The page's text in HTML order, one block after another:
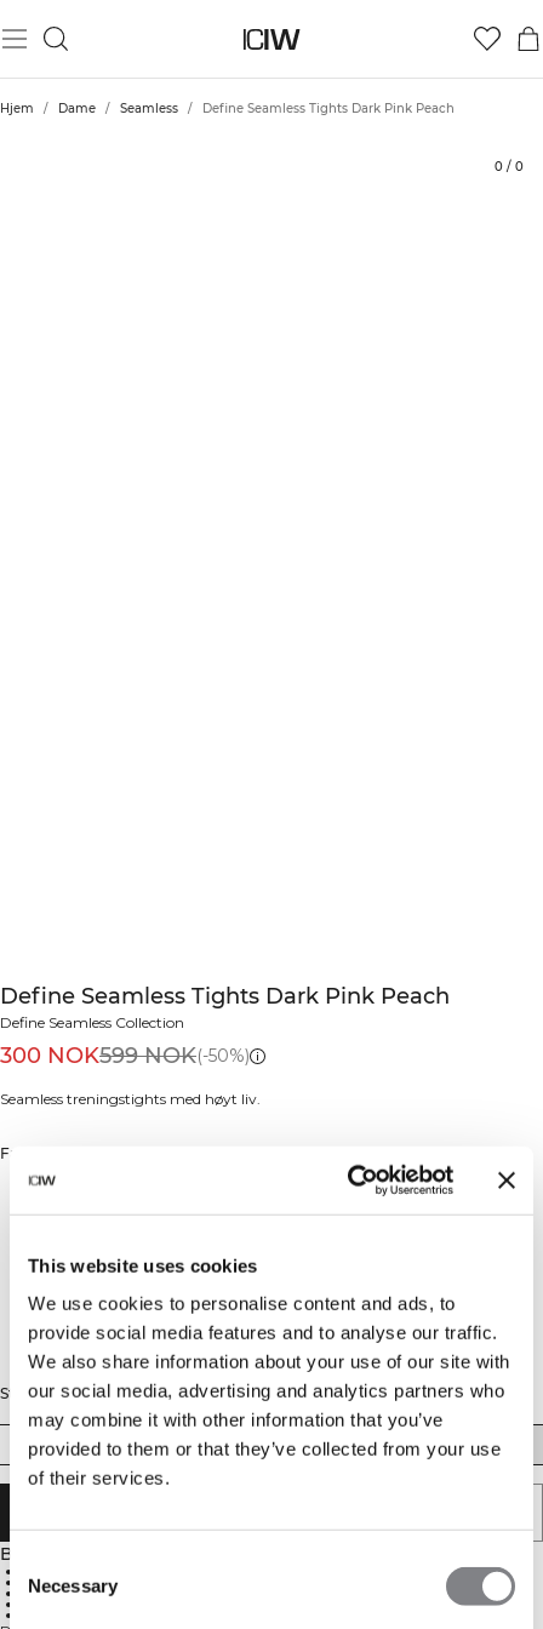
This website uses cookies
We use cookies to personalise content and ads, to
provide social media features and to analyse our traffic.
We also share information about your use of our site with
our social media, advertising and analytics partners who
may combine it with other information that you’ve
provided to them or that they’ve collected from your use
of their services.
Consent
Selection
Necessary
Hjem / Dame / Seamless / Define Seamless Tights Dark Pink Peach
0 / 0
Define Seamless Tights Dark Pink Peach
Define Seamless Collection
300 NOK599 NOK(-50%)
Seamless treningstights med høyt liv.
Farge: Dark Pink Peach
Størrelse
XS S M L XL XXL
Beskrivelse
God pusteevne
Høy midje for perfekt passform